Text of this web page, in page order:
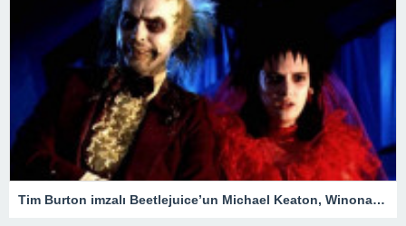
Tim Burton imzalı Beetlejuice’un Michael Keaton, Winona Ryder ve Jenna Ortega’lı devam filmi geliyor